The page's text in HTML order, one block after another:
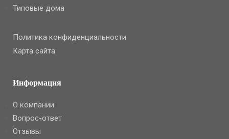
Типовые дома
Политика конфиденциальности
Карта сайта
Информация
О компании
Вопрос-ответ
Отзывы